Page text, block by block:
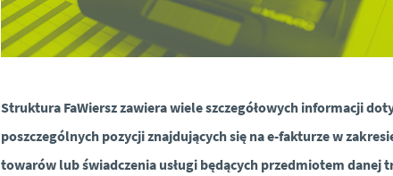
Struktura FaWiersz zawiera wiele szczegółowych informacji
poszczególnych pozycji znajdujących się na e-fakturze w
towarów lub świadczenia usługi będących przedmiotem danej